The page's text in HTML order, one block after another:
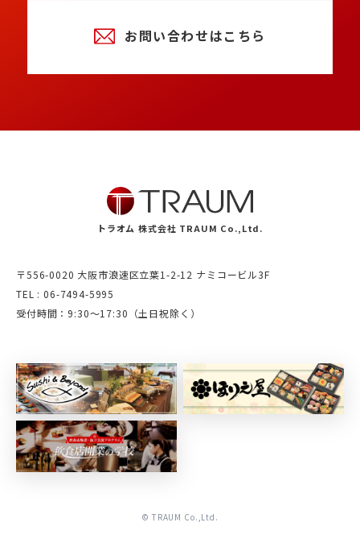
お問い合わせはこちら
トラオム 株式会社 TRAUM Co.,Ltd.
〒556-0020 大阪市浪速区立葉1-2-12 ナミコービル3F
TEL : 06-7494-5995
受付時間：9:30～17:30（土日祝除く）
© TRAUM Co.,Ltd.